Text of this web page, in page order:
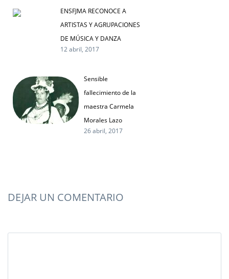
ENSFJMA RECONOCE A
ARTISTAS Y AGRUPACIONES
DE MÚSICA Y DANZA
12 abril, 2017
Sensible
fallecimiento de la
maestra Carmela
Morales Lazo
26 abril, 2017
DEJAR UN COMENTARIO